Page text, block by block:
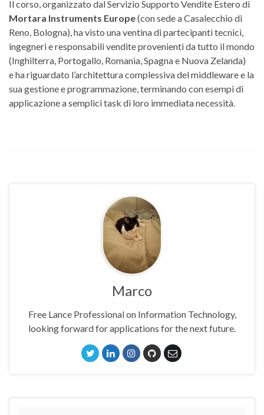
Il corso, organizzato dal Servizio Supporto Vendite Estero di
Mortara Instruments Europe(con sede a Casalecchio di
Reno, Bologna), ha visto una ventina di partecipanti tecnici,
ingegneri e responsabili vendite provenienti da tutto il mondo
(Inghilterra, Portogallo, Romania, Spagna e Nuova Zelanda)
e ha riguardato l’architettura complessiva del middleware e la
sua gestione e programmazione, terminando con esempi di
applicazione a semplici task di loro immediata necessità.
Marco
Free Lance Professional on Information Technology,
looking forward for applications for the next future.